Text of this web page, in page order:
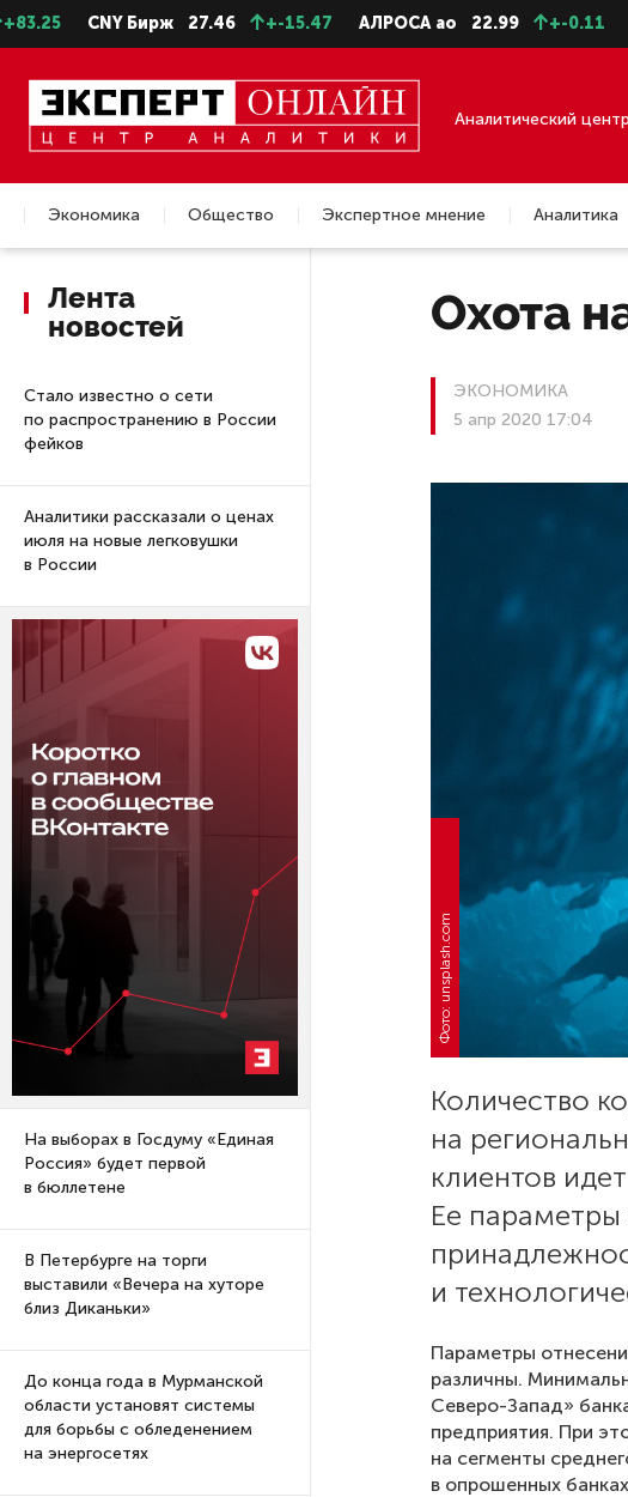
CNY Бирж 27.46 +-15.47 АЛРОСА ао 22.99 +-0.11 СевСт-
Аналитический центр
Экономика Общество Экспертное мнение Аналитика
Недвижимость
Лента
новостей
Стало известно о сети
по распространению в России
фейков
Аналитики рассказали о ценах
июля на новые легковушки
в России
На выборах в Госдуму «Единая
Россия» будет первой
в бюллетене
В Петербурге на торги
выставили «Вечера на хуторе
близ Диканьки»
До конца года в Мурманской
области установят системы
для борьбы с обледенением
на энергосетях
Охота
ЭКОНОМИКА
5 апр 2020 17:04
Фото: unsplash.com
Количество
на
клиентов
Ее параметры
и
Параметры
различны.
Северо-Запад»
предприятия. При
на сегменты
в опрошенных